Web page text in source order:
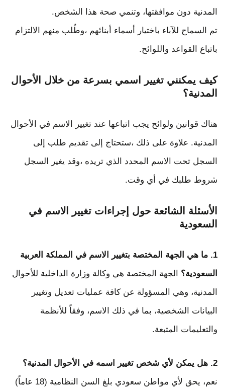
المدنية دون موافقتها، وتنمي صحة هذا الشخص.
تم السماح للآباء باختيار أسماء أبنائهم ،وطُلب منهم الالتزام
باتباع القواعد واللوائح.
كيف يمكنني تغيير اسمي بسرعة من خلال الأحوال
المدنية؟
هناك قوانين ولوائح يجب اتباعها عند تغيير الاسم في الأحوال
المدنية. علاوة على ذلك ،ستحتاج إلى تقديم طلب إلى
السجل تحت الاسم المحدد الذي تريده ،وقد يغير السجل
شروط طلبك في أي وقت.
الأسئلة الشائعة حول إجراءات تغيير الاسم في
السعودية
1. ما هي الجهة المختصة بتغيير الاسم في المملكة العربية
السعودية؟ الجهة المختصة هي وكالة وزارة الداخلية للأحوال
المدنية، وهي المسؤولة عن كافة عمليات تعديل وتغيير
البيانات الشخصية، بما في ذلك الاسم، وفقاً للأنظمة
والتعليمات المتبعة.
2. هل يمكن لأي شخص تغيير اسمه في الأحوال المدنية؟
نعم، يحق لأي مواطن سعودي بلغ السن النظامية (18 عاماً)